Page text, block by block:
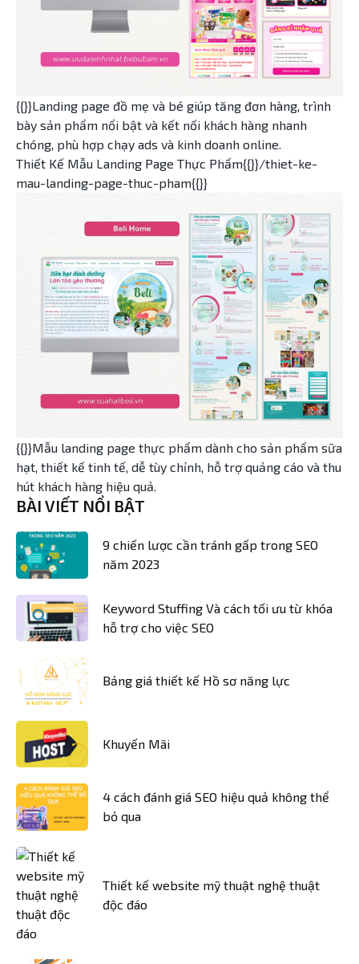
{{}}Landing page đồ mẹ và bé giúp tăng đơn hàng, trình
bày sản phẩm nổi bật và kết nối khách hàng nhanh
chóng, phù hợp chạy ads và kinh doanh online.
Thiết Kế Mẫu Landing Page Thực Phẩm{{}}/thiet-ke-
mau-landing-page-thuc-pham{{}}
{{}}Mẫu landing page thực phẩm dành cho sản phẩm sữa
hạt, thiết kế tinh tế, dễ tùy chỉnh, hỗ trợ quảng cáo và thu
hút khách hàng hiệu quả.
BÀI VIẾT NỔI BẬT
9 chiến lược cần tránh gấp trong SEO
năm 2023
Keyword Stuffing Và cách tối ưu từ khóa
hỗ trợ cho việc SEO
Bảng giá thiết kế Hồ sơ năng lực
Khuyến Mãi
4 cách đánh giá SEO hiệu quả không thể
bỏ qua
Thiết kế website mỹ thuật nghệ thuật
độc đáo